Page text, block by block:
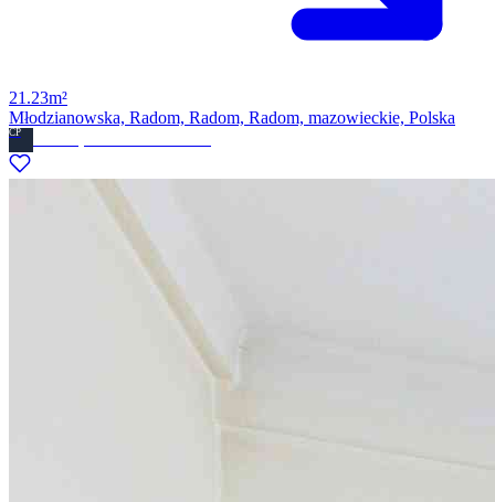
21.23m²
Młodzianowska, Radom, Radom, Radom, mazowieckie, Polska
CP